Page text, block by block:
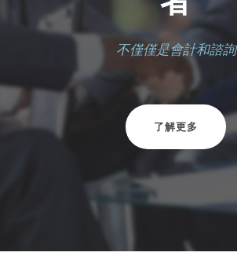
不僅僅是會計和諮詢
了解更多